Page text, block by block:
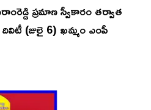
ప్రమాణ స్వీకారం తర్వాత
(జులై 6) ఖమ్మం ఎంపీ